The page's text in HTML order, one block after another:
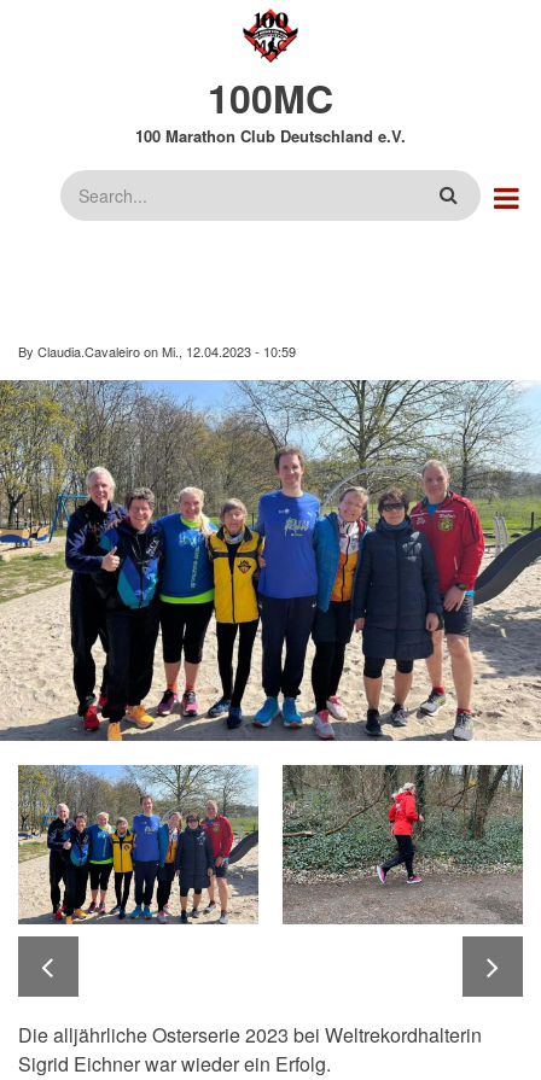
100MC
100 Marathon Club Deutschland e.V.
Suche
By Claudia.CavaleiroonMi., 12.04.2023 - 10:59
Die alljährliche Osterserie 2023 bei Weltrekordhalterin
Sigrid Eichner war wieder ein Erfolg.